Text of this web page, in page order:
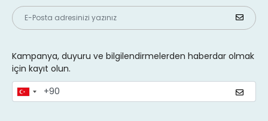
Kampanya, duyuru ve bilgilendirmelerden haberdar olmak
için kayıt olun.